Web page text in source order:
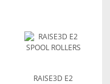
RAISE3D E2